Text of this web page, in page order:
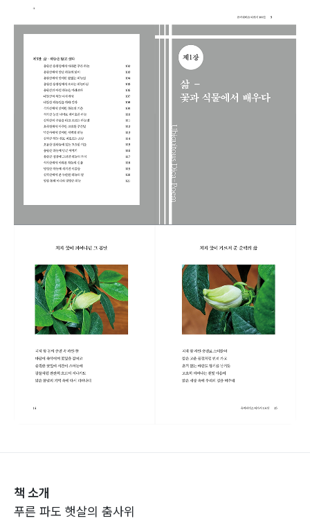
책 소개
푸른 파도 햇살의 춤사위